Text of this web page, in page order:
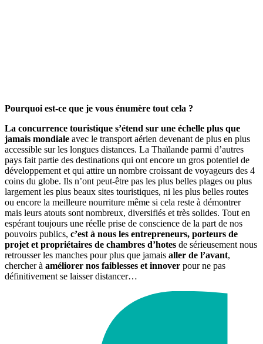
Pourquoi est-ce que je vous énumère tout cela ?
La concurrence touristique s’étend sur une échelle plus que
jamais mondiale avec le transport aérien devenant de plus en plus
accessible sur les longues distances. La Thaïlande parmi d’autres
pays fait partie des destinations qui ont encore un gros potentiel de
développement et qui attire un nombre croissant de voyageurs des 4
coins du globe. Ils n’ont peut-être pas les plus belles plages ou plus
largement les plus beaux sites touristiques, ni les plus belles routes
ou encore la meilleure nourriture même si cela reste à démontrer
mais leurs atouts sont nombreux, diversifiés et très solides. Tout en
espérant toujours une réelle prise de conscience de la part de nos
pouvoirs publics, c’est à nous les entrepreneurs, porteurs de
projet et propriétaires de chambres d’hotes de sérieusement nous
retrousser les manches pour plus que jamais aller de l’avant,
chercher à améliorer nos faiblesses et innover pour ne pas
définitivement se laisser distancer…